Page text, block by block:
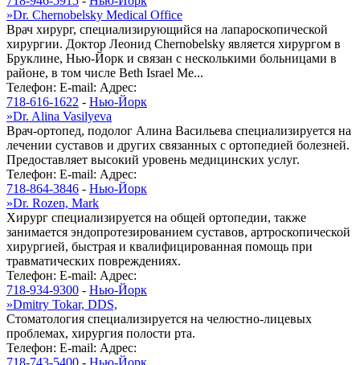
»Dr. Chernobelsky Medical Office
Врач хирург, специализирующийся на лапароскопической
хирургии. Доктор Леонид Chernobelsky является хирургом в
Бруклине, Нью-Йорк и связан с несколькими больницами в
районе, в том числе Beth Israel Me...
Телефон: E-mail: Адрес:
718-616-1622 - Нью-Йорк
»Dr. Alina Vasilyeva
Врач-ортопед, подолог Алина Васильева специализируется на
лечении суставов и других связанных с ортопедией болезней.
Предоставляет высокий уровень медицинских услуг.
Телефон: E-mail: Адрес:
718-864-3846 - Нью-Йорк
»Dr. Rozen, Mark
Хирург специализируется на общей ортопедии, также
занимается эндопротезированием суставов, артроскопической
хирургией, быстрая и квалифицированная помощь при
травматических повреждениях.
Телефон: E-mail: Адрес:
718-934-9300 - Нью-Йорк
»Dmitry Tokar, DDS,
Стоматология специализируется на челюстно-лицевых
проблемах, хирургия полости рта.
Телефон: E-mail: Адрес:
718-743-5400 - Нью-Йорк